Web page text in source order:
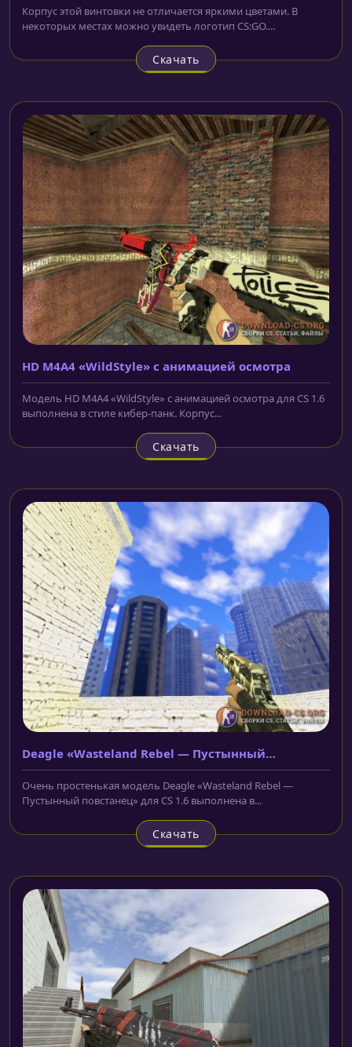
Корпус этой винтовки не отличается яркими цветами. В
некоторых местах можно увидеть логотип CS:GO....
Скачать
HD M4A4 «WildStyle» с анимацией осмотра
Модель HD M4A4 «WildStyle» с анимацией осмотра для CS 1.6
выполнена в стиле кибер-панк. Корпус...
Скачать
Deagle «Wasteland Rebel — Пустынный
повстанец»
Очень простенькая модель Deagle «Wasteland Rebel —
Пустынный повстанец» для CS 1.6 выполнена в...
Скачать